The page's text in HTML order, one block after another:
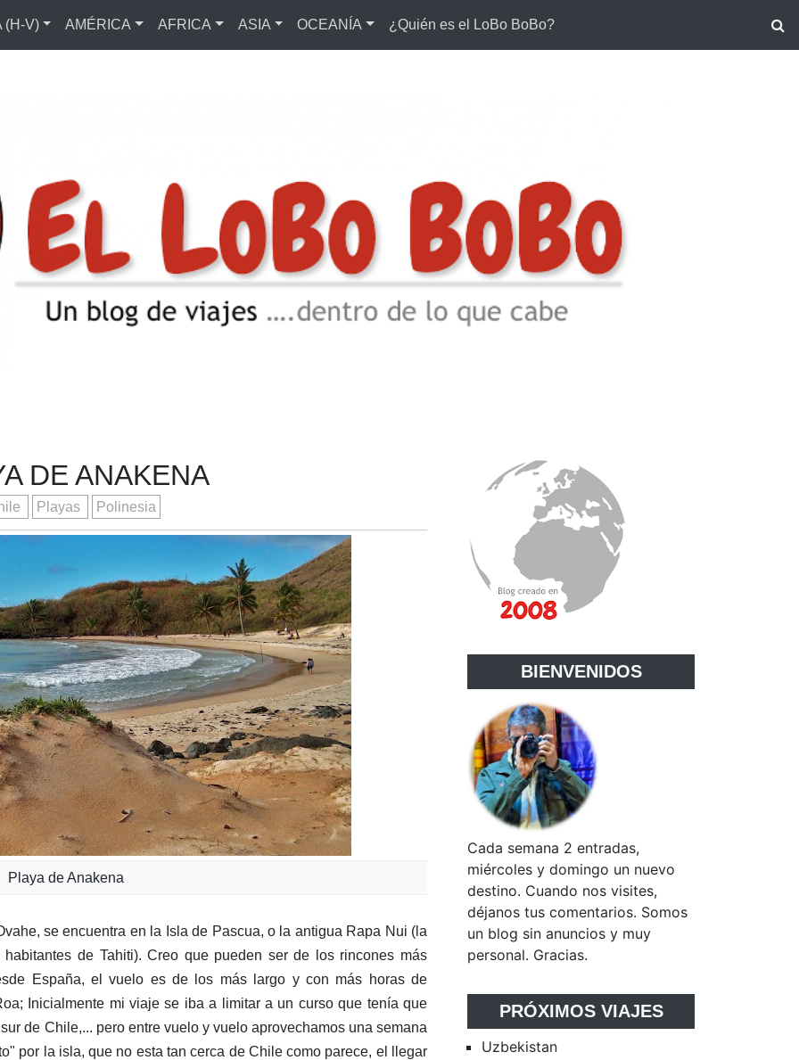
(H-V) AMÉRICA AFRICA ASIA OCEANÍA ¿Quién es el LoBo BoBo?
DE ANAKENA
Playas Polinesia
Playa de Anakena
se encuentra en la Isla de Pascua, o la antigua Rapa Nui (la
de Tahiti). Creo que pueden ser de los rincones más
España, el vuelo es de los más largo y con más horas de
Inicialmente mi viaje se iba a limitar a un curso que tenía que
de Chile,... pero entre vuelo y vuelo aprovechamos una semana
por la isla, que no esta tan cerca de Chile como parece, el llegar
BIENVENIDOS
Cada semana 2 entradas,
miércoles y domingo un nuevo
destino. Cuando nos visites,
déjanos tus comentarios. Somos
un blog sin anuncios y muy
personal. Gracias.
PRÓXIMOS VIAJES
Uzbekistan